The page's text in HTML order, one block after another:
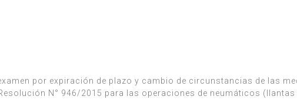
por expiración de plazo y cambio de circunstancias de las
N° 946/2015 para las operaciones de neumáticos